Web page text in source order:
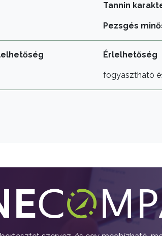
Tannin
Pezsgés
Érlelhetőség
fogyasztható